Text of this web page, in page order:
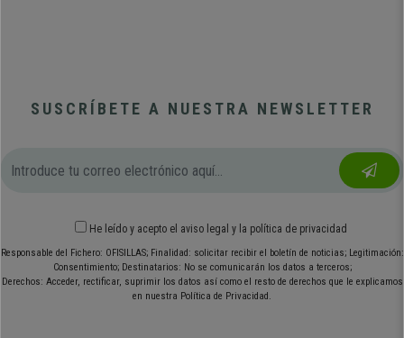
SUSCRÍBETE A NUESTRA NEWSLETTER
He leído y acepto el aviso legal y la política de privacidad
Responsable del Fichero: OFISILLAS; Finalidad: solicitar recibir el boletín de noticias; Legitimación:
Consentimiento; Destinatarios: No se comunicarán los datos a terceros;
Derechos: Acceder, rectificar, suprimir los datos así como el resto de derechos que le explicamos
en nuestra Política de Privacidad.